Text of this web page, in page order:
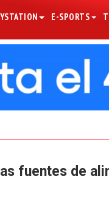
E-SPORTS
fuentes de